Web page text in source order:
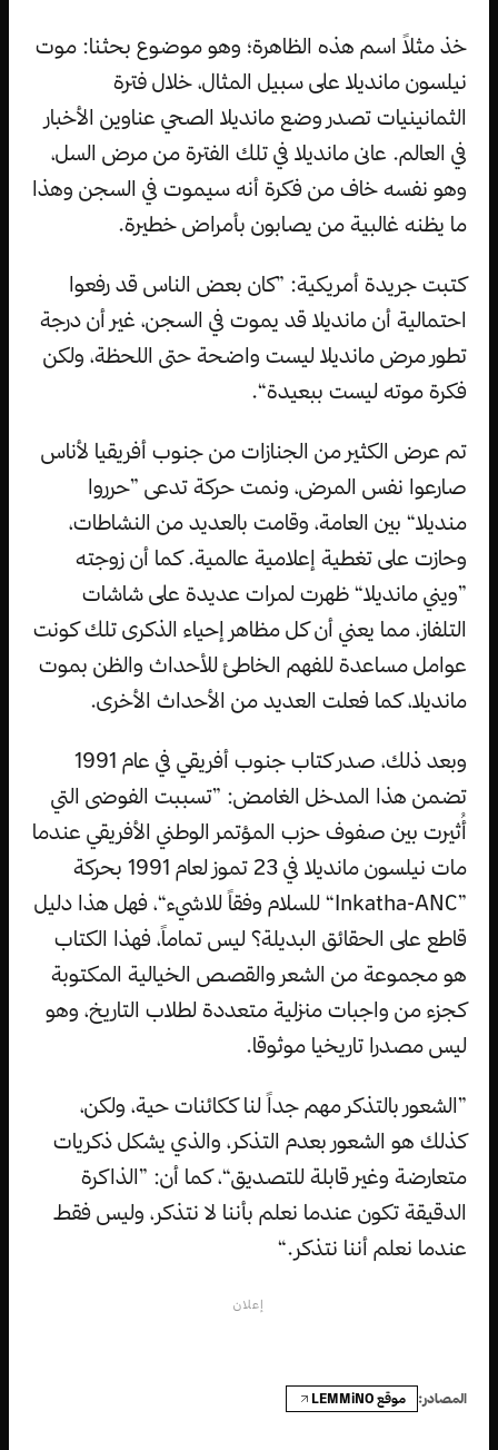
خذ مثلاً اسم هذه الظاهرة؛ وهو موضوع بحثنا: موت
نيلسون مانديلا على سبيل المثال، خلال فترة
الثمانينيات تصدر وضع مانديلا الصحي عناوين الأخبار
في العالم. عانى مانديلا في تلك الفترة من مرض السل،
وهو نفسه خاف من فكرة أنه سيموت في السجن وهذا
ما يظنه غالبية من يصابون بأمراض خطيرة.
كتبت جريدة أمريكية: ”كان بعض الناس قد رفعوا
احتمالية أن مانديلا قد يموت في السجن، غير أن درجة
تطور مرض مانديلا ليست واضحة حتى اللحظة، ولكن
فكرة موته ليست ببعيدة“.
تم عرض الكثير من الجنازات من جنوب أفريقيا لأناس
صارعوا نفس المرض، ونمت حركة تدعى ”حرروا
منديلا“ بين العامة، وقامت بالعديد من النشاطات،
وحازت على تغطية إعلامية عالمية. كما أن زوجته
”ويني مانديلا“ ظهرت لمرات عديدة على شاشات
التلفاز، مما يعني أن كل مظاهر إحياء الذكرى تلك كونت
عوامل مساعدة للفهم الخاطئ للأحداث والظن بموت
مانديلا، كما فعلت العديد من الأحداث الأخرى.
وبعد ذلك، صدر كتاب جنوب أفريقي في عام 1991
تضمن هذا المدخل الغامض: ”تسببت الفوضى التي
أُثيرت بين صفوف حزب المؤتمر الوطني الأفريقي عندما
مات نيلسون مانديلا في 23 تموز لعام 1991 بحركة
”Inkatha-ANC“ للسلام وفقاً للاشيء“، فهل هذا دليل
قاطع على الحقائق البديلة؟ ليس تماماً، فهذا الكتاب
هو مجموعة من الشعر والقصص الخيالية المكتوبة
كجزء من واجبات منزلية متعددة لطلاب التاريخ، وهو
ليس مصدرا تاريخيا موثوقا.
”الشعور بالتذكر مهم جداً لنا ككائنات حية، ولكن،
كذلك هو الشعور بعدم التذكر، والذي يشكل ذكريات
متعارضة وغير قابلة للتصديق“، كما أن: ”الذاكرة
الدقيقة تكون عندما نعلم بأننا لا نتذكر، وليس فقط
عندما نعلم أننا نتذكر.“
إعلان
المصادر: موقع LEMMiNO